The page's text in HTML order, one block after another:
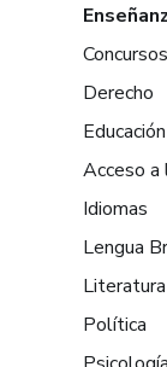
Concursos
Derecho
Educación
Acceso a
Idiomas
Lengua
Literatura
Política